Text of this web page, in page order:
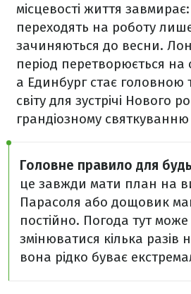
місцевості життя
переходять на роботу
зачиняються до весни.
період перетворюється
а Единбург стає головною
світу для зустрічі Нового
грандіозному
Головне правило для
це завжди мати план на
Парасоля або дощовик
постійно. Погода тут
змінюватися кілька разів
вона рідко буває